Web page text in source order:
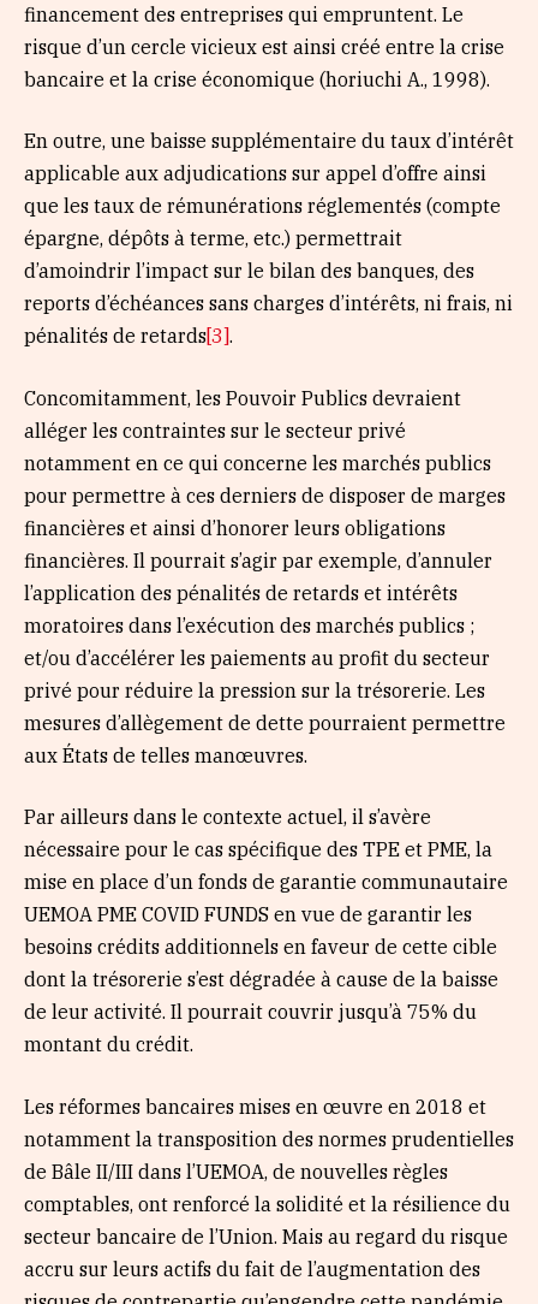
financement des entreprises qui empruntent. Le
risque d’un cercle vicieux est ainsi créé entre la crise
bancaire et la crise économique (horiuchi A., 1998).
En outre, une baisse supplémentaire du taux d’intérêt
applicable aux adjudications sur appel d’offre ainsi
que les taux de rémunérations réglementés (compte
épargne, dépôts à terme, etc.) permettrait
d’amoindrir l’impact sur le bilan des banques, des
reports d’échéances sans charges d’intérêts, ni frais, ni
pénalités de retards[3].
Concomitamment, les Pouvoir Publics devraient
alléger les contraintes sur le secteur privé
notamment en ce qui concerne les marchés publics
pour permettre à ces derniers de disposer de marges
financières et ainsi d’honorer leurs obligations
financières. Il pourrait s’agir par exemple, d’annuler
l’application des pénalités de retards et intérêts
moratoires dans l’exécution des marchés publics ;
et/ou d’accélérer les paiements au profit du secteur
privé pour réduire la pression sur la trésorerie. Les
mesures d’allègement de dette pourraient permettre
aux États de telles manœuvres.
Par ailleurs dans le contexte actuel, il s’avère
nécessaire pour le cas spécifique des TPE et PME, la
mise en place d’un fonds de garantie communautaire
UEMOA PME COVID FUNDS en vue de garantir les
besoins crédits additionnels en faveur de cette cible
dont la trésorerie s’est dégradée à cause de la baisse
de leur activité. Il pourrait couvrir jusqu’à 75% du
montant du crédit.
Les réformes bancaires mises en œuvre en 2018 et
notamment la transposition des normes prudentielles
de Bâle II/III dans l’UEMOA, de nouvelles règles
comptables, ont renforcé la solidité et la résilience du
secteur bancaire de l’Union. Mais au regard du risque
accru sur leurs actifs du fait de l’augmentation des